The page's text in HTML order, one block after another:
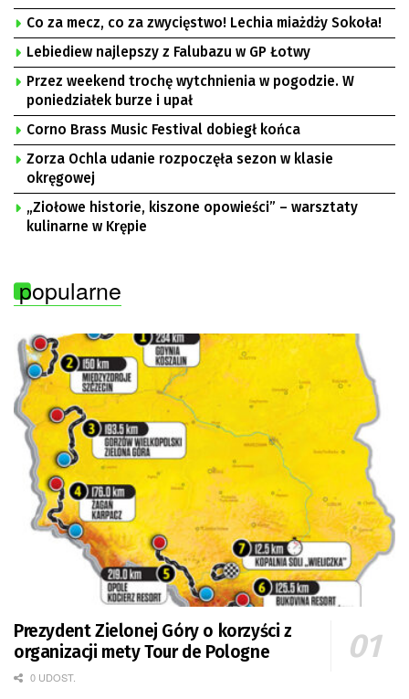
Co za mecz, co za zwycięstwo! Lechia miażdży Sokoła!
Lebiediew najlepszy z Falubazu w GP Łotwy
Przez weekend trochę wytchnienia w pogodzie. W
poniedziałek burze i upał
Corno Brass Music Festival dobiegł końca
Zorza Ochla udanie rozpoczęła sezon w klasie
okręgowej
„Ziołowe historie, kiszone opowieści” – warsztaty
kulinarne w Krępie
popularne
Prezydent Zielonej Góry o korzyści z
organizacji mety Tour de Pologne
0 UDOST.